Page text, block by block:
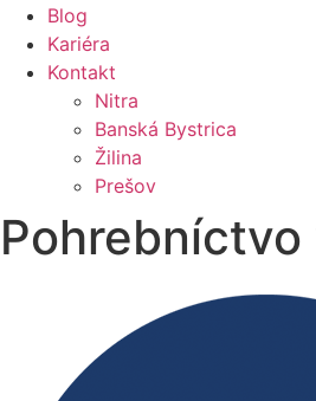
Blog
Kariéra
Kontakt
Nitra
Banská Bystrica
Žilina
Prešov